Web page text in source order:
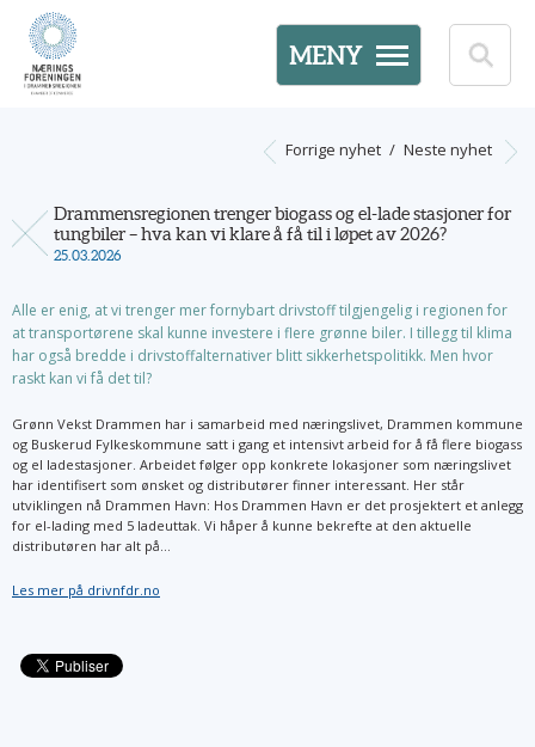
MENY
Neste nyhet
/
Forrige nyhet
Drammensregionen trenger biogass og el-lade stasjoner for
tungbiler – hva kan vi klare å få til i løpet av 2026?
25.03.2026
Alle er enig, at vi trenger mer fornybart drivstoff tilgjengelig i regionen for
at transportørene skal kunne investere i flere grønne biler. I tillegg til klima
har også bredde i drivstoffalternativer blitt sikkerhetspolitikk. Men hvor
raskt kan vi få det til?
Grønn Vekst Drammen har i samarbeid med næringslivet, Drammen kommune
og Buskerud Fylkeskommune satt i gang et intensivt arbeid for å få flere biogass
og el ladestasjoner. Arbeidet følger opp konkrete lokasjoner som næringslivet
har identifisert som ønsket og distributører finner interessant. Her står
utviklingen nå Drammen Havn: Hos Drammen Havn er det prosjektert et anlegg
for el-lading med 5 ladeuttak. Vi håper å kunne bekrefte at den aktuelle
distributøren har alt på...
Les mer på drivnfdr.no